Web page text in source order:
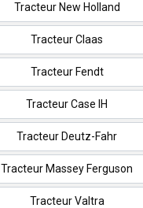
Tracteur New Holland
Tracteur Claas
Tracteur Fendt
Tracteur Case IH
Tracteur Deutz-Fahr
Tracteur Massey Ferguson
Tracteur Valtra